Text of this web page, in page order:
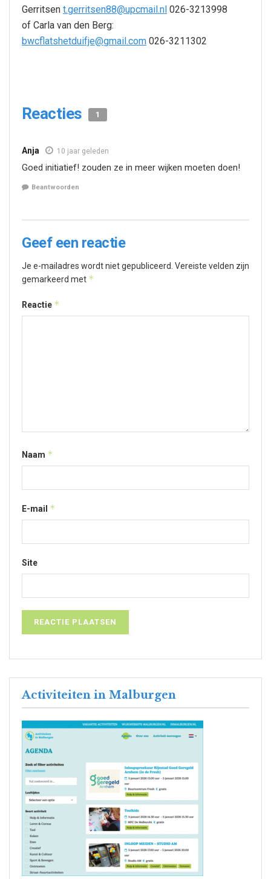
Gerritsen t.gerritsen88@upcmail.nl 026-3213998
of Carla van den Berg:
bwcflatshetduifje@gmail.com 026-3211302
Reacties 1
Anja 10 jaar geleden
Goed initiatief! zouden ze in meer wijken moeten doen!
Beantwoorden
Geef een reactie
Je e-mailadres wordt niet gepubliceerd. Vereiste velden zijn
gemarkeerd met *
Reactie *
Naam *
E-mail *
Site
Activiteiten in Malburgen